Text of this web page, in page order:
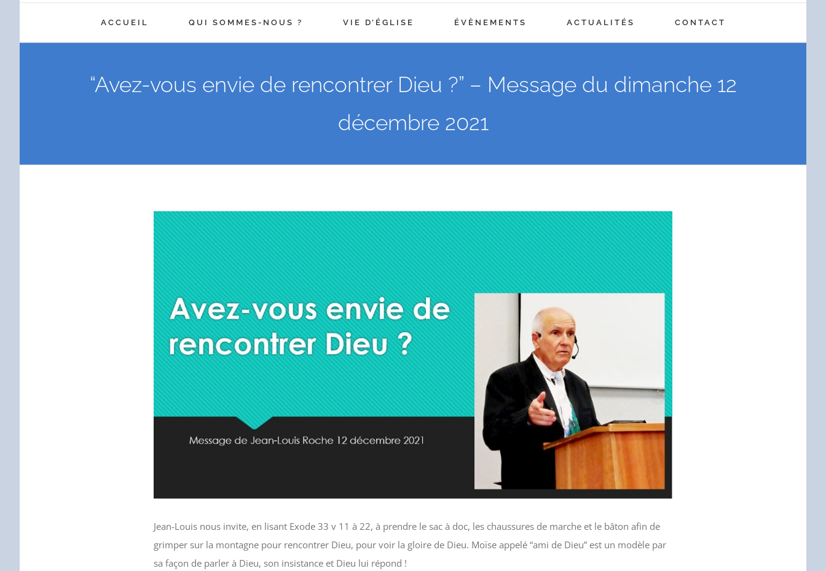
ACCUEIL QUI SOMMES-NOUS ? VIE D’ÉGLISE ÉVÈNEMENTS ACTUALITÉS CONTACT
“Avez-vous envie de rencontrer Dieu ?” – Message du dimanche 12
décembre 2021
Voir
l'image
agrandie
Jean-Louis nous invite, en lisant Exode 33 v 11 à 22, à prendre le sac à doc, les chaussures de marche et le bâton afin de
grimper sur la montagne pour rencontrer Dieu, pour voir la gloire de Dieu. Moïse appelé “ami de Dieu” est un modèle par
sa façon de parler à Dieu, son insistance et Dieu lui répond !